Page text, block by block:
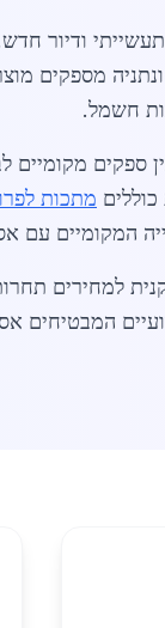
תעשייתי
מספקים
חשמל.
בין ספקים
מתכות
המקומיים עם
למחירים